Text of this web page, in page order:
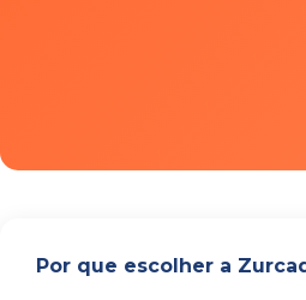
Por que escolher a